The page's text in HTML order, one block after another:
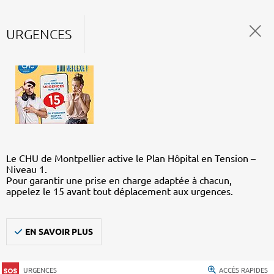
URGENCES
Le CHU de Montpellier active le Plan Hôpital en Tension –
Niveau 1.
Pour garantir une prise en charge adaptée à chacun,
appelez le 15 avant tout déplacement aux urgences.
EN SAVOIR PLUS
URGENCES ACCÈS RAPIDES